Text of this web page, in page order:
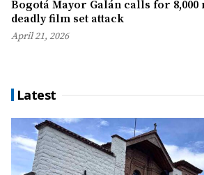
Bogotá Mayor Galán calls for
deadly film set attack
April 21, 2026
Latest